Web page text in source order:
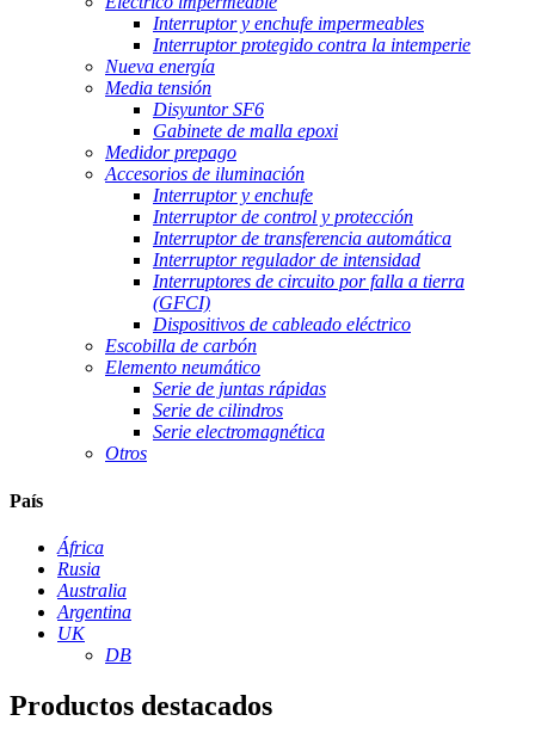
Interruptor y enchufe impermeables
Interruptor protegido contra la intemperie
Nueva energía
Media tensión
Disyuntor SF6
Gabinete de malla epoxi
Medidor prepago
Accesorios de iluminación
Interruptor y enchufe
Interruptor de control y protección
Interruptor de transferencia automática
Interruptor regulador de intensidad
Interruptores de circuito por falla a tierra
(GFCI)
Dispositivos de cableado eléctrico
Escobilla de carbón
Elemento neumático
Serie de juntas rápidas
Serie de cilindros
Serie electromagnética
Otros
País
África
Rusia
Australia
Argentina
UK
DB
Productos destacados